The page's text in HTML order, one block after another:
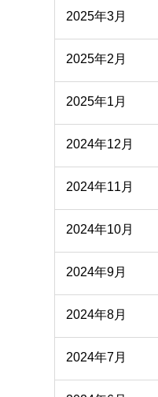
2025年3月
2025年2月
2025年1月
2024年12月
2024年11月
2024年10月
2024年9月
2024年8月
2024年7月